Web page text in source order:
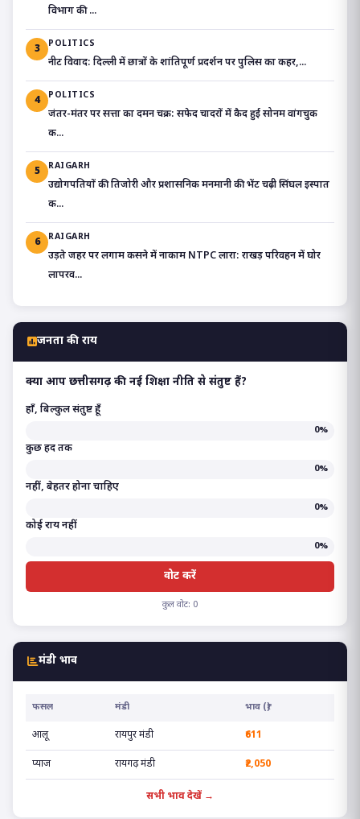
विभाग की ...
3 POLITICS
​नीट विवाद: दिल्ली में छात्रों के शांतिपूर्ण प्रदर्शन पर पुलिस का कहर,...
4 POLITICS
जंतर-मंतर पर सत्ता का दमन चक्र: सफेद चादरों में कैद हुई सोनम वांगचुक
क...
5 RAIGARH
उद्योगपतियों की तिजोरी और प्रशासनिक मनमानी की भेंट चढ़ी सिंघल इस्पात
क...
6 RAIGARH
उड़ते जहर पर लगाम कसने में नाकाम NTPC लारा: राखड़ परिवहन में घोर
लापरव...
जनता की राय
क्या आप छत्तीसगढ़ की नई शिक्षा नीति से संतुष्ट हैं?
हाँ, बिल्कुल संतुष्ट हूँ
0%
कुछ हद तक
0%
नहीं, बेहतर होना चाहिए
0%
कोई राय नहीं
0%
वोट करें
कुल वोट: 0
मंडी भाव
फसल मंडी भाव (₹)
आलू रायपुर मंडी ₹611
प्याज रायगढ़ मंडी ₹2,050
सभी भाव देखें →